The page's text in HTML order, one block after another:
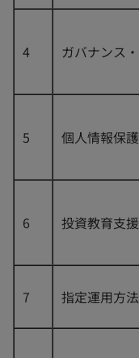
4 ガバナンス
5 個人情報保護
6 投資教育支援
7 指定運用方法